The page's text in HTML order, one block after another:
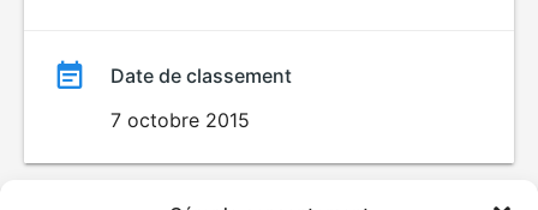
Date de classement
7 octobre 2015